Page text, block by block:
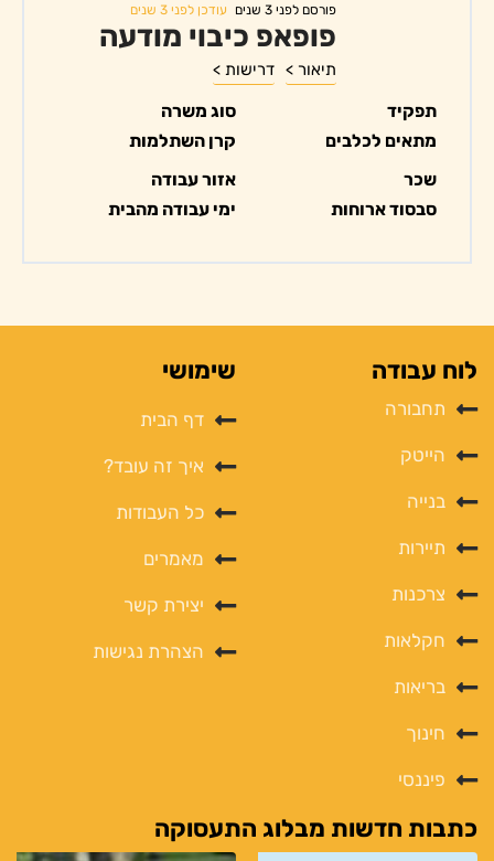
פורסם לפני 3 שנים עודכן לפני 3 שנים
פופאפ כיבוי מודעה
תיאור > דרישות >
תפקיד
מתאים לכלבים
סוג משרה
קרן השתלמות
שכר
סבסוד ארוחות
אזור עבודה
ימי עבודה מהבית
כתבות חדשות מבלוג התעסוקה
שימושי
דף הבית
איך זה עובד?
כל העבודות
מאמרים
יצירת קשר
הצהרת נגישות
לוח עבודה
תחבורה
הייטק
בנייה
תיירות
צרכנות
חקלאות
בריאות
חינוך
פיננסי